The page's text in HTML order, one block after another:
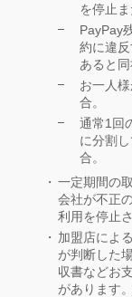
を停止ま
PayPay
約に違
あると同
お一人
合。
通常1回
に分割
合。
一定期間の
会社が不正
利用を停止
加盟店によ
が判断した
収書などお
があります